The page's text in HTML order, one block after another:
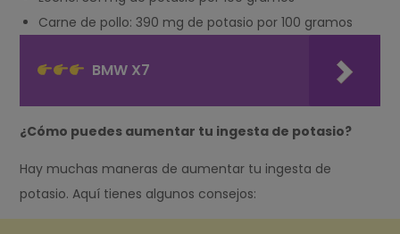
Carne de pollo: 390 mg de potasio por 100 gramos
BMW X7
¿Cómo puedes aumentar tu ingesta de potasio?
Hay muchas maneras de aumentar tu ingesta de
potasio. Aquí tienes algunos consejos: